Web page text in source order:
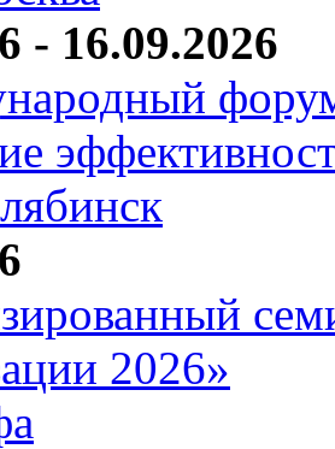
- 16.09.2026
2026»